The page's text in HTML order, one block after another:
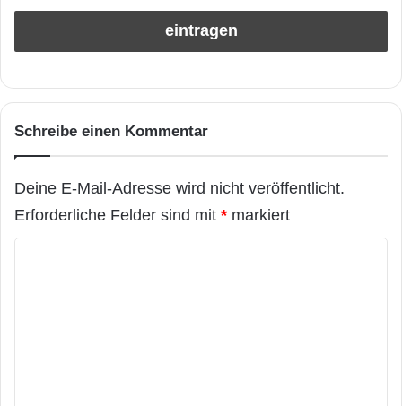
Schreibe einen Kommentar
Deine E-Mail-Adresse wird nicht veröffentlicht.
Erforderliche Felder sind mit * markiert